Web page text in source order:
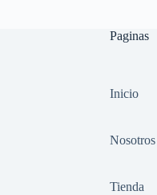
Paginas
Inicio
Nosotros
Tienda